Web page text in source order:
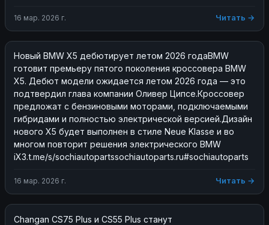
16 мар. 2026 г. Читать →
Новый BMW X5 дебютирует летом 2026 годаBMW
готовит премьеру пятого поколения кроссовера BMW
X5. Дебют модели ожидается летом 2026 года — это
подтвердил глава компании Оливер Ципсе.Кроссовер
предложат с бензиновыми моторами, подключаемыми
гибридами и полностью электрической версией.Дизайн
нового X5 будет выполнен в стиле Neue Klasse и во
многом повторит решения электрического BMW
iX3.t.me/s/sochiautopartssochiautoparts.ru#sochiautoparts
16 мар. 2026 г. Читать →
Changan CS75 Plus и CS55 Plus станут